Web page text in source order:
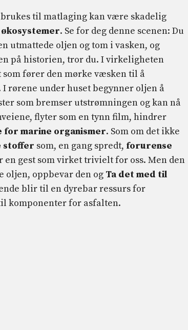
til matlaging kan være skadelig
. Se for deg denne scenen: Du
utmattede oljen og tom i vasken, og
på historien, tror du. I virkeligheten
fører den mørke væsken til å
rørene under huset begynner oljen å
som bremser utstrømningen og kan nå
flyter som en tynn film, hindrer
for marine organismer. Som om det ikke
stoffer som, en gang spredt, forurense
en gest som virket trivielt for oss. Men den
oljen, oppbevar den og Ta det med til
blir til en dyrebar ressurs for
komponenter for asfalten.